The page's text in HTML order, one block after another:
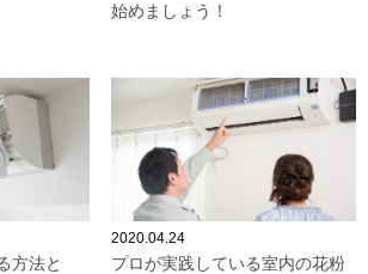
始めましょう！
方法と
2020.04.24
プロが実践している室内の花粉